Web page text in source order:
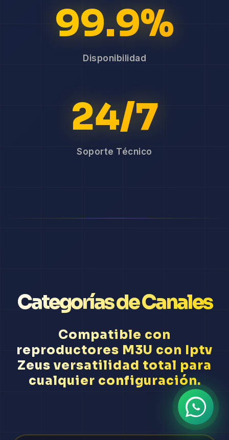
99.9%
Disponibilidad
24/7
Soporte Técnico
Categorías de Canales
Compatible con
reproductores M3U con Iptv
Zeus versatilidad total para
cualquier configuración.